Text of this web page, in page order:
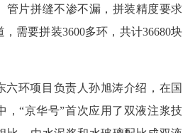
管片拼缝不渗不漏，拼装精度要求
需要拼装3600多环，共计36680块
六环项目负责人孙旭涛介绍，在国
，“京华号”首次应用了双液注浆技